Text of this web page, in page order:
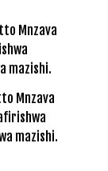
Mnzava
mazishi.